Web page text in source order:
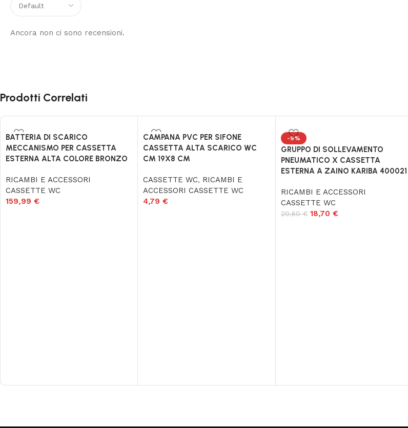
Ancora non ci sono recensioni.
Prodotti Correlati
BATTERIA DI SCARICO
MECCANISMO PER CASSETTA
ESTERNA ALTA COLORE BRONZO
RICAMBI E ACCESSORI
CASSETTE WC
159,99 €
CAMPANA PVC PER SIFONE
CASSETTA ALTA SCARICO WC
CM 19X8 CM
CASSETTE WC, RICAMBI E
ACCESSORI CASSETTE WC
4,79€
-9%
GRUPPO DI SOLLEVAMENTO
PNEUMATICO X CASSETTA
ESTERNA A ZAINO KARIBA 400021
RICAMBI E ACCESSORI
CASSETTE WC
20,60€ 18,70 €